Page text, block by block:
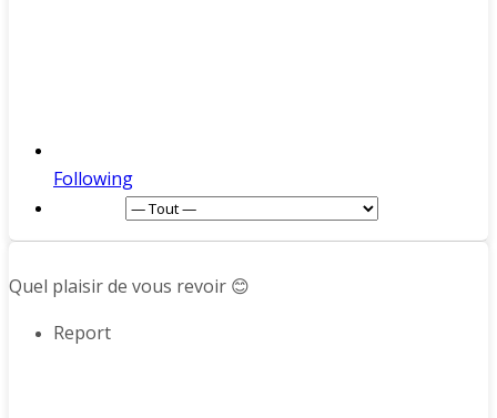
Following
Quel plaisir de vous revoir 😊
Report